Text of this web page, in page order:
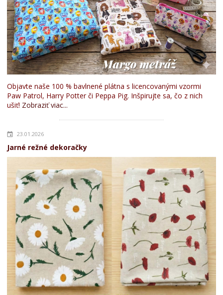
Objavte naše 100 % bavlnené plátna s licencovanými vzormi
Paw Patrol, Harry Potter či Peppa Pig. Inšpirujte sa, čo z nich
ušiť! Zobraziť viac...
23.01.2026
Jarné režné dekoračky